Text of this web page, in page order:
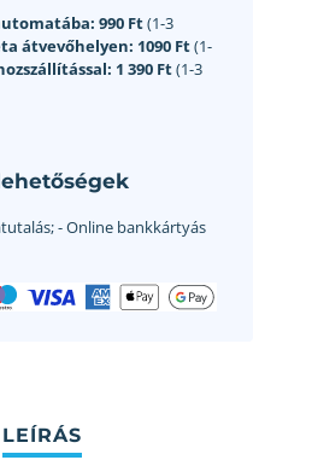
990 Ft(1-3
átvevőhelyen: 1090 Ft(1-
1 390 Ft(1-3
- Online bankkártyás